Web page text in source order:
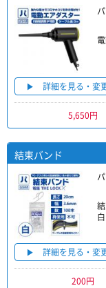
詳細を見る・変
5,650円
結束バンド
詳細を見る・変
200円